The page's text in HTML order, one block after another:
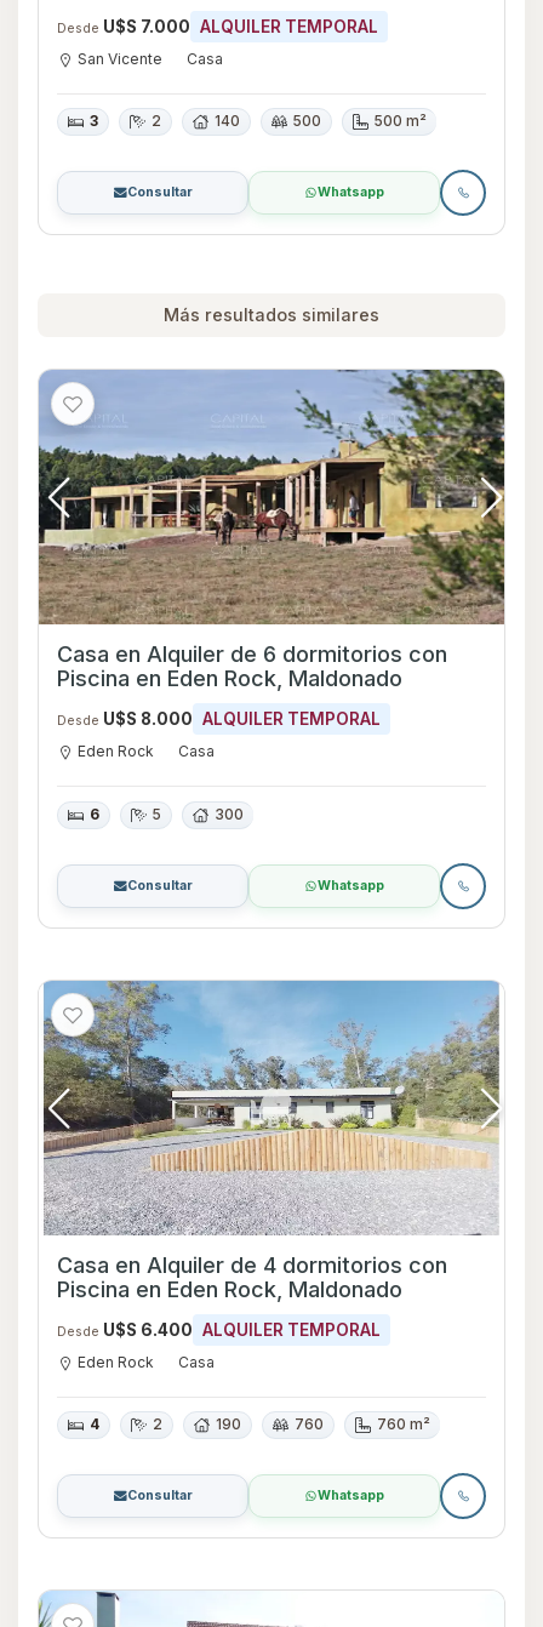
Desde U$S 7.000 ALQUILER TEMPORAL
San Vicente Casa
3 2 140 500 500 m²
Consultar Whatsapp
Más resultados similares
Casa en Alquiler de 6 dormitorios con
Piscina en Eden Rock, Maldonado
Desde U$S 8.000 ALQUILER TEMPORAL
Eden Rock Casa
6 5 300
Consultar Whatsapp
Casa en Alquiler de 4 dormitorios con
Piscina en Eden Rock, Maldonado
Desde U$S 6.400 ALQUILER TEMPORAL
Eden Rock Casa
4 2 190 760 760 m²
Consultar Whatsapp